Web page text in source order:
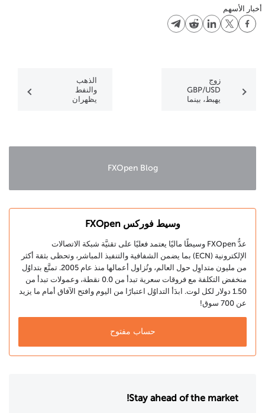
أخبار الأسهم
زوج
GBP/USD
يهبط، بينما
الذهب
والنفط
يظهران
FXOpen Blog
وسيط فوركس FXOpen
عدُّ FXOpen وسيطًا ماليًا يعتمد فعليًا على تقنيَّة شبكة الاتصالات
الإلكترونية (ECN) بما يضمن الشفافية والتنفيذ المباشر، وتحظى بثقة أكثر
من مليون متداوِل حول العالم، وتُزاول أعمالها منذ عام 2005. تمتَّع بتداوُل
منخفض التكلفة مع فروقات سعرية تبدأ من 0.0 نقطة، وعمولات تبدأ من
1.50 دولار لكل لوت. ابدَأ التداوُل اعتبارًا من اليوم وافتح الآفاق أمام ما يزيد
عن 700 سوق!
حساب مفتوح
Stay ahead of the market!